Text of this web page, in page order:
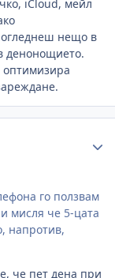
iCloud, мейл
нещо в
денонощието.
оптимизира
го ползвам
мисля че 5-цата
напротив,
че пет дена при